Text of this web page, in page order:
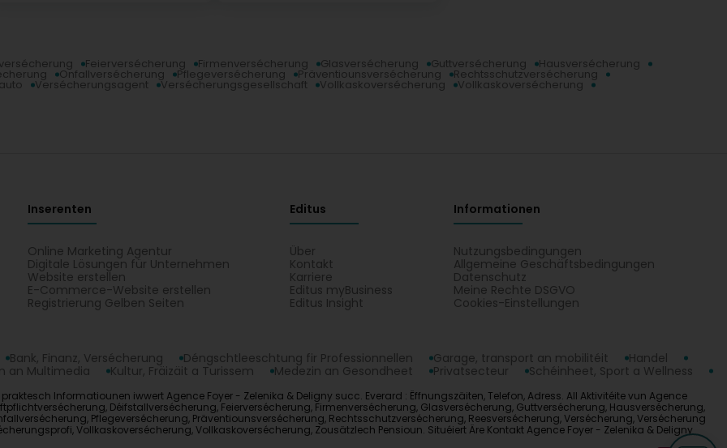
Feierversécherung Firmenversécherung Glasversécherung Guttversécherung Hausversécherung
Onfallversécherung Pflegeversécherung Präventiounsversécherung Rechtsschutzversécherung
Versécherungsagent Versécherungsgesellschaft Vollkaskoversécherung Vollkaskoversécherung
Inserenten
Online Marketing Agentur
Digitale Lösungen für Unternehmen
Website erstellen
E-Commerce-Website erstellen
Registrierung Gelben Seiten
Editus
Über
Kontakt
Karriere
Editus myBusiness
Editus Insight
Informationen
Nutzungsbedingungen
Allgemeine Geschäftsbedingungen
Datenschutz
Meine Rechte DSGVO
Cookies-Einstellungen
Bank, Finanz, Versécherung Déngschtleeschtung fir Professionnellen Garage, transport an mobilitéit
Handel
an Multimedia
Kultur, Fräizäit a Turissem Medezin an Gesondheet Privatsecteur Schéinheet, Sport a Wellness
Informatiounen iwwert Agence Foyer - Zelenika & Deligny succ. Everard : Ëffnungszäiten, Telefon, Adress. All Aktivitéite vun Agence
Déifstallversécherung, Feierversécherung, Firmenversécherung, Glasversécherung, Guttversécherung, Hausversécherung,
Pflegeversécherung, Präventiounsversécherung, Rechtsschutzversécherung, Reesversécherung, Versécherung, Versécherung
Vollkaskoversécherung, Vollkaskoversécherung, Zousätzlech Pensioun. Situéiert Äre Kontakt Agence Foyer - Zelenika & Deligny